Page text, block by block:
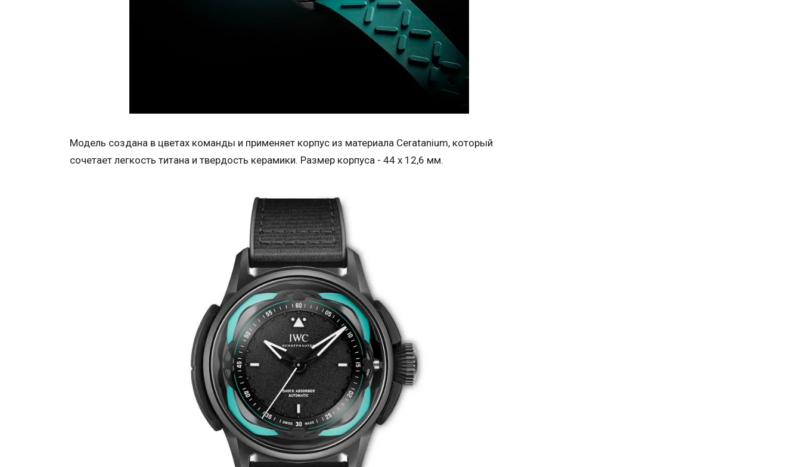
Модель создана в цветах команды и применяет корпус из материала Ceratanium, который
сочетает легкость титана и твердость керамики. Размер корпуса - 44 х 12,6 мм.